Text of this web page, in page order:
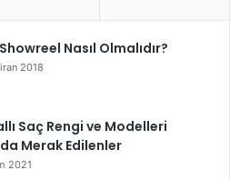
Nasıl Olmalıdır?
2018
Saç Rengi ve Modelleri
Merak Edilenler
2021